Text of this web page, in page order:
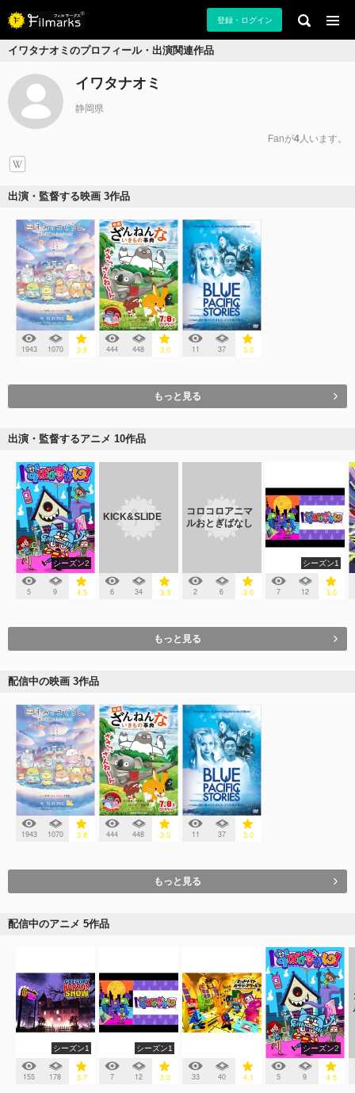
登録・ログイン
イワタナオミのプロフィール・出演関連作品
イワタナオミ
静岡県
Fanが4人います。
出演・監督する映画 3作品
1943 1070 3.8 444 448 3.0 11 37 3.0
もっと見る
出演・監督するアニメ 10作品
シーズン2
5 9 4.5
KICK&SLIDE
6 34 3.3
コロコロアニマ
ルおとぎばなし
2 6 3.0
シーズン1
7 12 3.0
もっと見る
配信中の映画 3作品
1943 1070 3.8 444 448 3.0 11 37 3.0
もっと見る
配信中のアニメ 5作品
シーズン1
155 178 3.7
シーズン1
7 12 3.0 33 40 4.1
シーズン2
5 9 4.5